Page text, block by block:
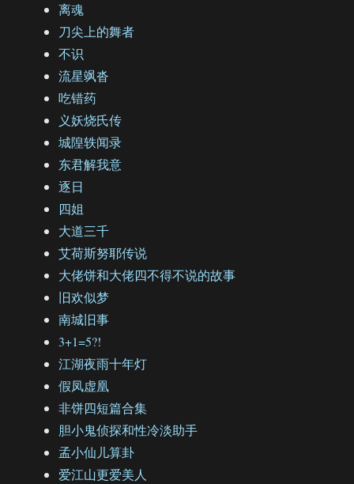
离魂
刀尖上的舞者
不识
流星飒沓
吃错药
义妖烧氏传
城隍轶闻录
东君解我意
逐日
四姐
大道三千
艾荷斯努耶传说
大佬饼和大佬四不得不说的故事
旧欢似梦
南城旧事
3+1=5?!
江湖夜雨十年灯
假凤虚凰
非饼四短篇合集
胆小鬼侦探和性冷淡助手
孟小仙儿算卦
爱江山更爱美人